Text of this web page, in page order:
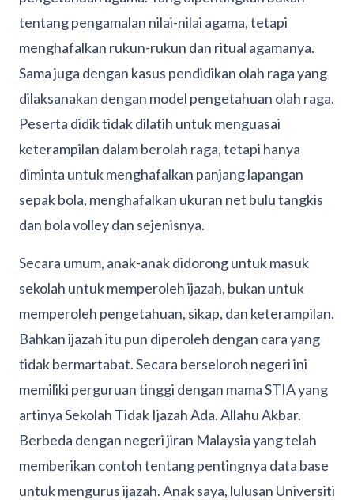
tentang pengamalan nilai-nilai agama, tetapi
menghafalkan rukun-rukun dan ritual agamanya.
Sama juga dengan kasus pendidikan olah raga yang
dilaksanakan dengan model pengetahuan olah raga.
Peserta didik tidak dilatih untuk menguasai
keterampilan dalam berolah raga, tetapi hanya
diminta untuk menghafalkan panjang lapangan
sepak bola, menghafalkan ukuran net bulu tangkis
dan bola volley dan sejenisnya.
Secara umum, anak-anak didorong untuk masuk
sekolah untuk memperoleh ijazah, bukan untuk
memperoleh pengetahuan, sikap, dan keterampilan.
Bahkan ijazah itu pun diperoleh dengan cara yang
tidak bermartabat. Secara berseloroh negeri ini
memiliki perguruan tinggi dengan mama STIA yang
artinya Sekolah Tidak Ijazah Ada. Allahu Akbar.
Berbeda dengan negeri jiran Malaysia yang telah
memberikan contoh tentang pentingnya data base
untuk mengurus ijazah. Anak saya, lulusan Universiti